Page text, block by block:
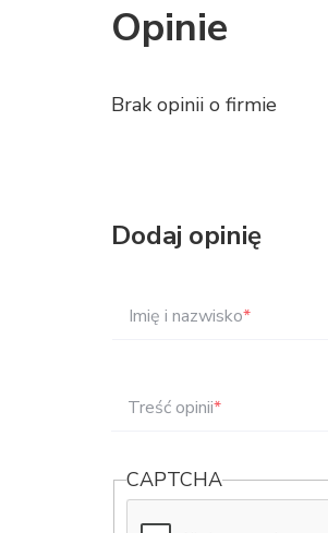
Opinie
Brak opinii o firmie
Dodaj opinię
Imię i nazwisko*
Treść opinii*
CAPTCHA